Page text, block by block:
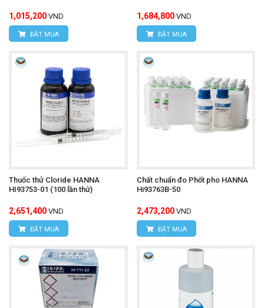
1,015,200 VND
ĐẶT MUA
1,684,800 VND
ĐẶT MUA
Thuốc thử Cloride HANNA
HI93753-01 (100 lần thử)
2,651,400 VND
ĐẶT MUA
Chất chuẩn đo Phốt pho HANNA
Hi93763B-50
2,473,200 VND
ĐẶT MUA